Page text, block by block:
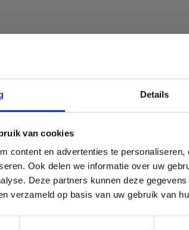
Details
van cookies
content en advertenties te
Ook delen we informatie over uw
Deze partners kunnen deze
verzameld op basis van uw gebruik van
Blauwalg in de
🚫 Helaas is er blauwalg vastgesteld in